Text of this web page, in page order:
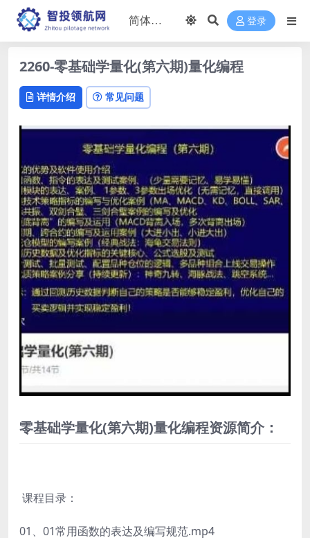
登录
2260-零基础学量化(第六期)量化编程
详情介绍 常见问题
零基础学量化(第六期)量化编程资源简介：
课程目录：
01、01常用函数的表达及编写规范.mp4